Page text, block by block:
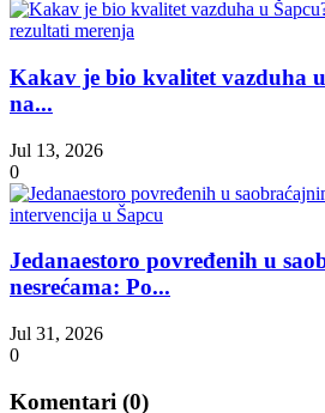
Kakav je bio kvalitet vazduha
na...
Jul 13, 2026
0
Jedanaestoro povređenih u
nesrećama: Po...
Jul 31, 2026
0
Komentari (0)